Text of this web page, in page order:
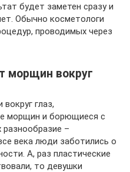
будет заметен сразу и
Обычно косметологи
проводимых через
морщин вокруг
глаз,
морщин и борющиеся с
–
века люди заботились о
А, раз пластические
то девушки